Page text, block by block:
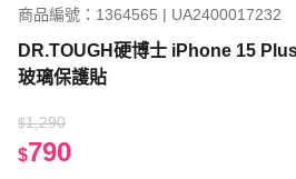
商品編號：1364565 | UA2400017232
DR.TOUGH硬博士 iPhone 15
玻璃保護貼
$1,290
$790